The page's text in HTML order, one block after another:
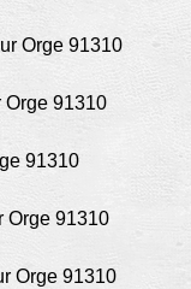
Orge 91310
Orge 91310
91310
Orge 91310
Orge 91310